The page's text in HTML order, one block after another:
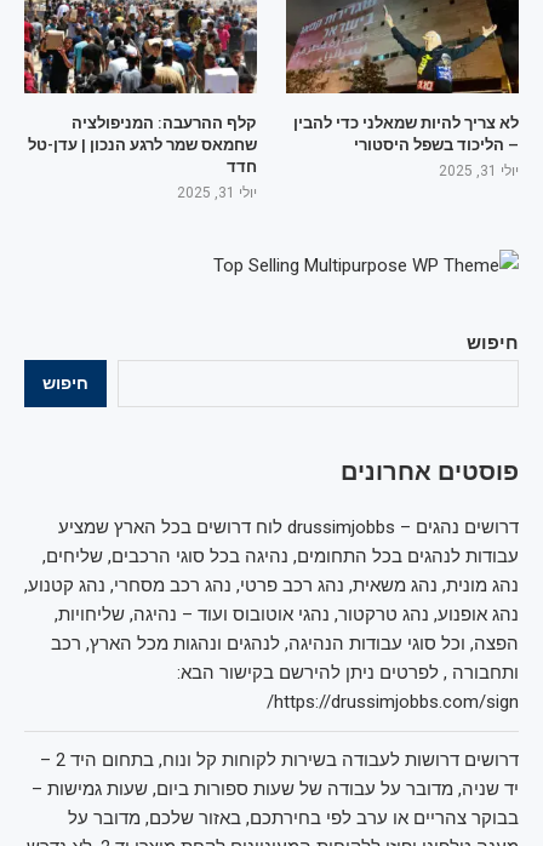
חיפוש
חיפוש
פוסטים אחרונים
דרושים נהגים – drussimjobbs לוח דרושים בכל הארץ שמציע
עבודות לנהגים בכל התחומים, נהיגה בכל סוגי הרכבים, שליחים,
נהג מונית, נהג משאית, נהג רכב פרטי, נהג רכב מסחרי, נהג קטנוע,
נהג אופנוע, נהג טרקטור, נהגי אוטובוס ועוד – נהיגה, שליחויות,
הפצה, וכל סוגי עבודות הנהיגה, לנהגים ונהגות מכל הארץ, רכב
ותחבורה , לפרטים ניתן להירשם בקישור הבא:
https://drussimjobbs.com/sign/
דרושים דרושות לעבודה בשירות לקוחות קל ונוח, בתחום היד 2 –
יד שניה, מדובר על עבודה של שעות ספורות ביום, שעות גמישות –
בבוקר צהריים או ערב לפי בחירתכם, באזור שלכם, מדובר על
לא צריך להיות שמאלני כדי להבין
– הליכוד בשפל היסטורי
יולי 31, 2025
קלף ההרעבה: המניפולציה
שחמאס שמר לרגע הנכון | עדן-טל
חדד
יולי 31, 2025